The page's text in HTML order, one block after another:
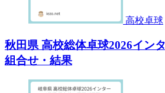
高校卓球
秋田県 高校総体卓球2026イン
組合せ・結果